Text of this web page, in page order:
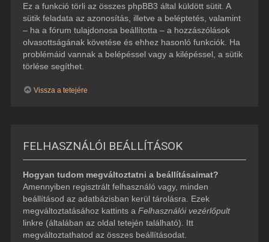
Ez a funkció törli az összes phpBB3 által küldött sütit. A
sütik feladata az azonosítás, illetve a beléptetés, valamint
– ha a fórum tulajdonosa beállította – a hozzászólások
olvasottságának követése és ehhez hasonló funkciók. Ha
problémáid vannak a belépéssel vagy a kilépéssel, a sütik
törlése segíthet.
Vissza a tetejére
FELHASZNÁLÓI BEÁLLÍTÁSOK
Hogyan tudom megváltoztatni a beállításaimat?
Amennyiben regisztrált felhasználó vagy, minden
beállításod az adatbázisban kerül tárolásra. Ezek
megváltoztatásához kattints a Felhasználói vezérlőpult
linkre (általában az oldal tetején található). Itt
megváltoztathatod az összes beállításodat.